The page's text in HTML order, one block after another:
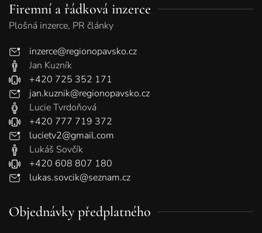
Firemní a řádková inzerce
Plošná inzerce, PR články
inzerce@regionopavsko.cz
Jan Kuzník
+420 725 352 171
jan.kuznik@regionopavsko.cz
Lucie Tvrdoňová
+420 777 719 372
lucietv2@gmail.com
Lukáš Sovčík
+420 608 807 180
lukas.sovcik@seznam.cz
Objednávky předplatného